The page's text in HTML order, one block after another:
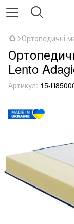
Ортопедичні
Lento
Артикул: 15-